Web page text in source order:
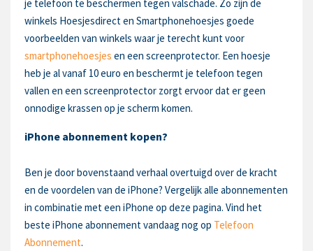
je telefoon te beschermen tegen valschade. Zo zijn de
winkels Hoesjesdirect en Smartphonehoesjes goede
voorbeelden van winkels waar je terecht kunt voor
smartphonehoesjes en een screenprotector. Een hoesje
heb je al vanaf 10 euro en beschermt je telefoon tegen
vallen en een screenprotector zorgt ervoor dat er geen
onnodige krassen op je scherm komen.
iPhone abonnement kopen?
Ben je door bovenstaand verhaal overtuigd over de kracht
en de voordelen van de iPhone? Vergelijk alle abonnementen
in combinatie met een iPhone op deze pagina. Vind het
beste iPhone abonnement vandaag nog op Telefoon
Abonnement.